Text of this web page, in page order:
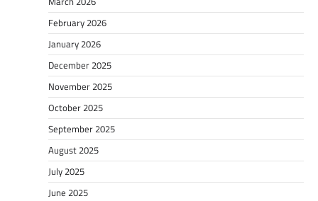
February 2026
January 2026
December 2025
November 2025
October 2025
September 2025
August 2025
July 2025
June 2025